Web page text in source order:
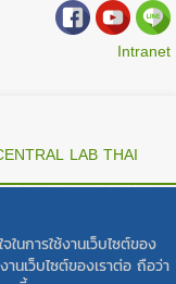
Intranet
นการใช้งานเว็บไซต์ของ
เว็บไซต์ของเราต่อ ถือว่า
LAB THAI